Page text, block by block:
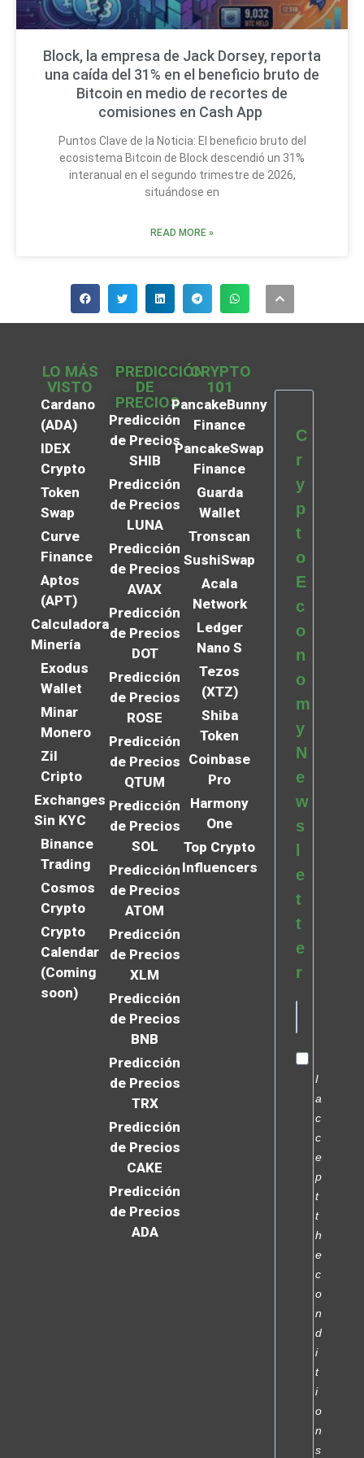
Block, la empresa de Jack Dorsey, reporta
una caída del 31% en el beneficio bruto de
Bitcoin en medio de recortes de
comisiones en Cash App
Puntos Clave de la Noticia: El beneficio bruto del
ecosistema Bitcoin de Block descendió un 31%
interanual en el segundo trimestre de 2026,
situándose en
READ MORE »
LO MÁS
VISTO
Cardano
(ADA)
IDEX
Crypto
Token
Swap
Curve
Finance
Aptos
(APT)
Calculadora
Minería
Exodus
Wallet
Minar
Monero
Zil
Cripto
Exchanges
Sin KYC
Binance
Trading
Cosmos
Crypto
Crypto
Calendar
(Coming
soon)
PREDICCIÓN
DE
PRECIOS
Predicción
de Precios
SHIB
Predicción
de Precios
LUNA
Predicción
de Precios
AVAX
Predicción
de Precios
DOT
Predicción
de Precios
ROSE
Predicción
de Precios
QTUM
Predicción
de Precios
SOL
Predicción
de Precios
ATOM
Predicción
de Precios
XLM
Predicción
de Precios
BNB
Predicción
de Precios
TRX
Predicción
de Precios
CAKE
Predicción
de Precios
ADA
CRYPTO
101
PancakeBunny
Finance
PancakeSwap
Finance
Guarda
Wallet
Tronscan
SushiSwap
Acala
Network
Ledger
Nano S
Tezos
(XTZ)
Shiba
Token
Coinbase
Pro
Harmony
One
Top Crypto
Influencers
C
r
y
p
t
o
E
c
o
n
o
m
y
N
e
w
s
e
t
t
e
r
I
a
c
c
e
p
t
t
h
e
c
o
n
d
i
t
i
o
n
s